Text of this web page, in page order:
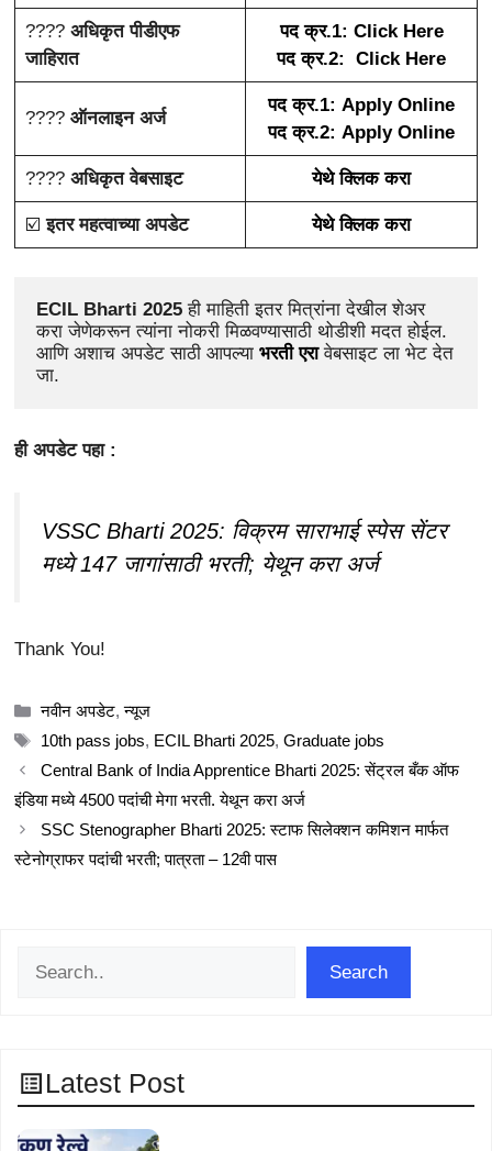
???? अधिकृत पीडीएफ
जाहिरात
पद क्र.1: Click Here
पद क्र.2: Click Here
????️ ऑनलाइन अर्ज
पद क्र.1: Apply Online
पद क्र.2: Apply Online
???? अधिकृत वेबसाइट येथे क्लिक करा
☑️इतर महत्वाच्या अपडेट येथे क्लिक करा
ECIL Bharti 2025 ही माहिती इतर मित्रांना देखील शेअर
करा जेणेकरून त्यांना नोकरी मिळवण्यासाठी थोडीशी मदत होईल.
आणि अशाच अपडेट साठी आपल्या भरती एरा वेबसाइट ला भेट देत
जा.
ही अपडेट पहा :
VSSC Bharti 2025: विक्रम साराभाई स्पेस सेंटर
मध्ये 147 जागांसाठी भरती; येथून करा अर्ज
Thank You!
Categories
नवीन अपडेट,न्यूज
Tags
10th pass jobs, ECIL Bharti 2025, Graduate jobs
Central Bank of India Apprentice Bharti 2025: सेंट्रल बँक ऑफ
इंडिया मध्ये 4500 पदांची मेगा भरती. येथून करा अर्ज
SSC Stenographer Bharti 2025: स्टाफ सिलेक्शन कमिशन मार्फत
स्टेनोग्राफर पदांची भरती; पात्रता – 12वी पास
Search
Latest Post